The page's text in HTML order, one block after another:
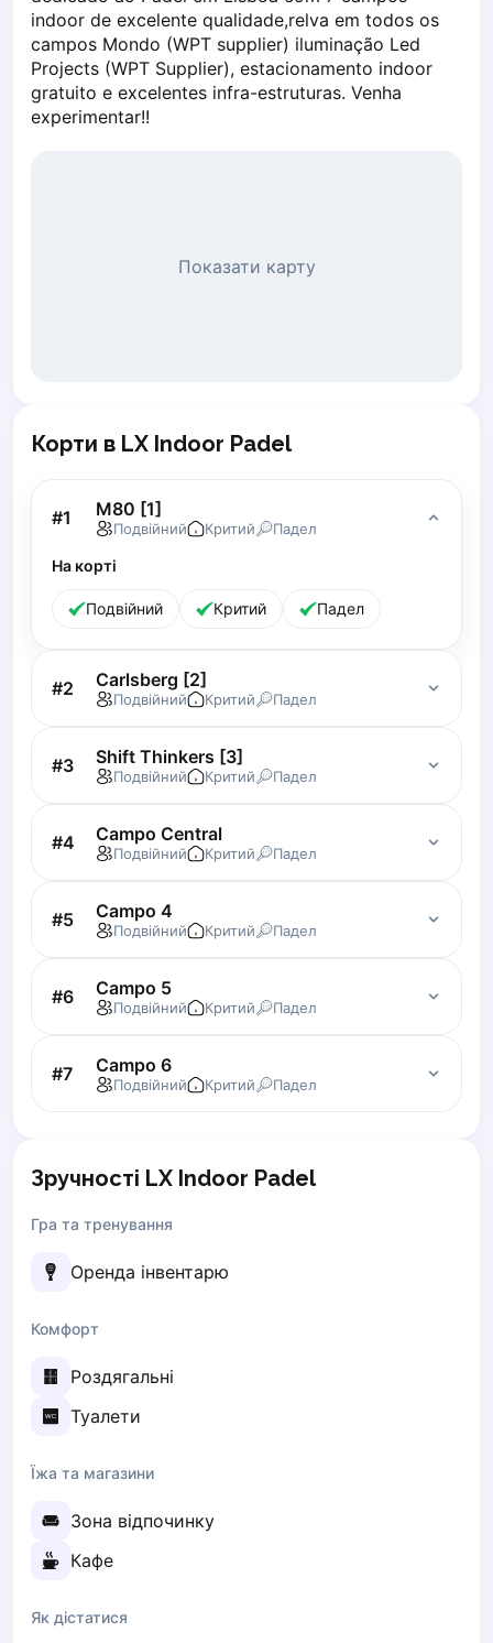
Legionowo
Lodz
Lublin
Nowy Sącz
Olsztyn
Torun
Trabki Wielkie
Turbia
Wroclaw
Wyszkow
Zielona Gora
Lisbon
Bucharest
Alicante
Cherkasy
Chernivtsi
Dnipro
Ivano-Frankivsk
Kharkiv
Khmelnytskyi
Kryvyi Rih
Odesa
Sumy
Zaporizhzhia
Українська Cities
Batumi
Tbilisi
Budapest
Arlamow
Bielsko-Biala
Bydgoszcz
Chojnice
Dabrowa Gornicza
indoor de excelente qualidade,relva em todos os
campos Mondo (WPT supplier) iluminação Led
Projects (WPT Supplier), estacionamento indoor
gratuito e excelentes infra-estruturas. Venha
experimentar!!
Показати карту
Корти в LX Indoor Padel
#1 M80 [1]
Подвійний Критий Падел
На корті
Подвійний Критий Падел
#2 Carlsberg [2]
Подвійний Критий Падел
#3 Shift Thinkers [3]
Подвійний Критий Падел
#4 Campo Central
Подвійний Критий Падел
#5 Campo 4
Подвійний Критий Падел
#6 Campo 5
Подвійний Критий Падел
#7 Campo 6
Подвійний Критий Падел
Зручності LX Indoor Padel
Гра та тренування
Оренда інвентарю
Комфорт
Роздягальні
Туалети
Їжа та магазини
Зона відпочинку
Кафе
Як дістатися